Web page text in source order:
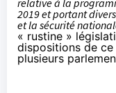
relative à la
2019 et portant
et la sécurité
« rustine »
dispositions de
plusieurs